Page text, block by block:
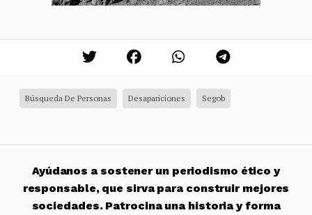
Búsqueda De Personas Desapariciones Segob
Ayúdanos a sostener un periodismo ético y
responsable, que sirva para construir mejores
sociedades. Patrocina una historia y forma